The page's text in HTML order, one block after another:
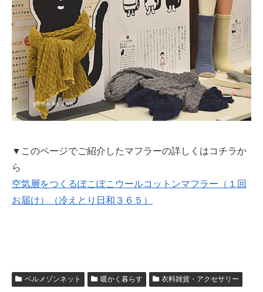
▼このページでご紹介したマフラーの詳しくはコチラか
ら
空気層をつくるぽこぽこウールコットンマフラー（１回
お届け）（冷えとり日和３６５）
ベルメゾンネット 暖かく暮らす 衣料雑貨・アクセサリー